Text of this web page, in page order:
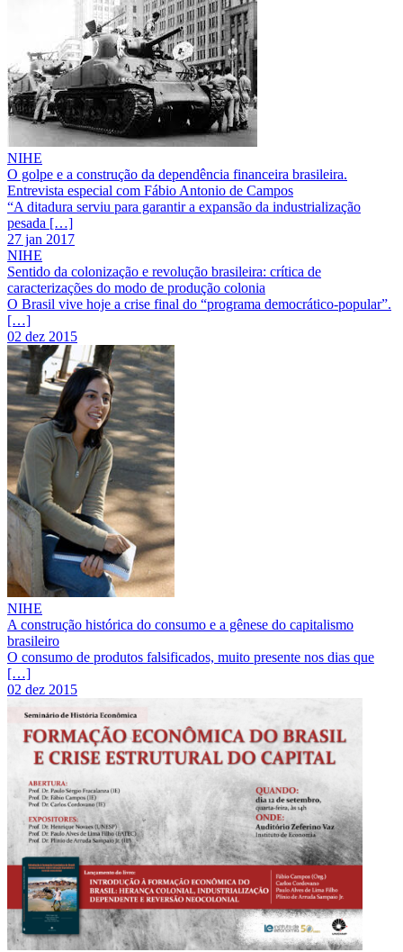
NIHE
O golpe e a construção da dependência financeira brasileira.
Entrevista especial com Fábio Antonio de Campos
“A ditadura serviu para garantir a expansão da industrialização
pesada […]
27 jan 2017
NIHE
Sentido da colonização e revolução brasileira: crítica de
caracterizações do modo de produção colonia
O Brasil vive hoje a crise final do “programa democrático-popular”.
[…]
02 dez 2015
NIHE
A construção histórica do consumo e a gênese do capitalismo
brasileiro
O consumo de produtos falsificados, muito presente nos dias que
[…]
02 dez 2015